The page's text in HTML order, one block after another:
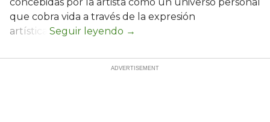
que cobra vida a través de la expresión
artística.